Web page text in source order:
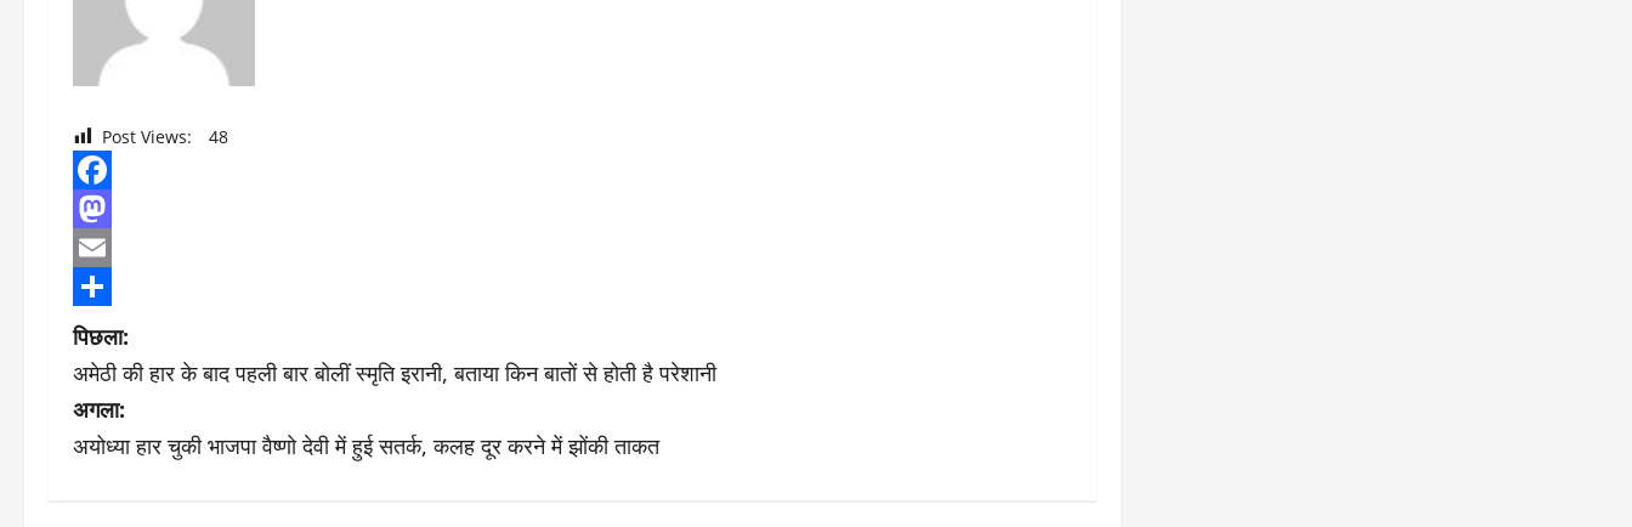
Post Views: 48
Facebook
Mastodon
Email
Share
पो
स्ट
ने
पिछला:
अमेठी की हार के बाद पहली बार बोलीं स्मृति इरानी, बताया किन बातों से होती है परेशानी
अगला:
अयोध्या हार चुकी भाजपा वैष्णो देवी में हुई सतर्क, कलह दूर करने में झोंकी ताकत